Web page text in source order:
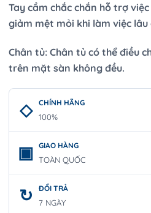
Tay cầm chắc chắn hỗ trợ
giảm mệt mỏi khi làm việc lâu
Chân tủ: Chân tủ có thể điều
trên mặt sàn không đều.
CHÍNH HÃNG
100%
GIAO HÀNG
TOÀN QUỐC
ĐỔI TRẢ
7 NGÀY